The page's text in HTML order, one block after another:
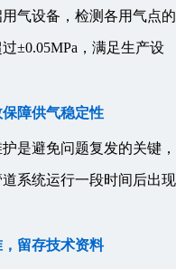
气设备，检测各用气点的
±0.05MPa，满足生产设
障供气稳定性
是避免问题复发的关键，
系统运行一段时间后出现
，留存技术资料